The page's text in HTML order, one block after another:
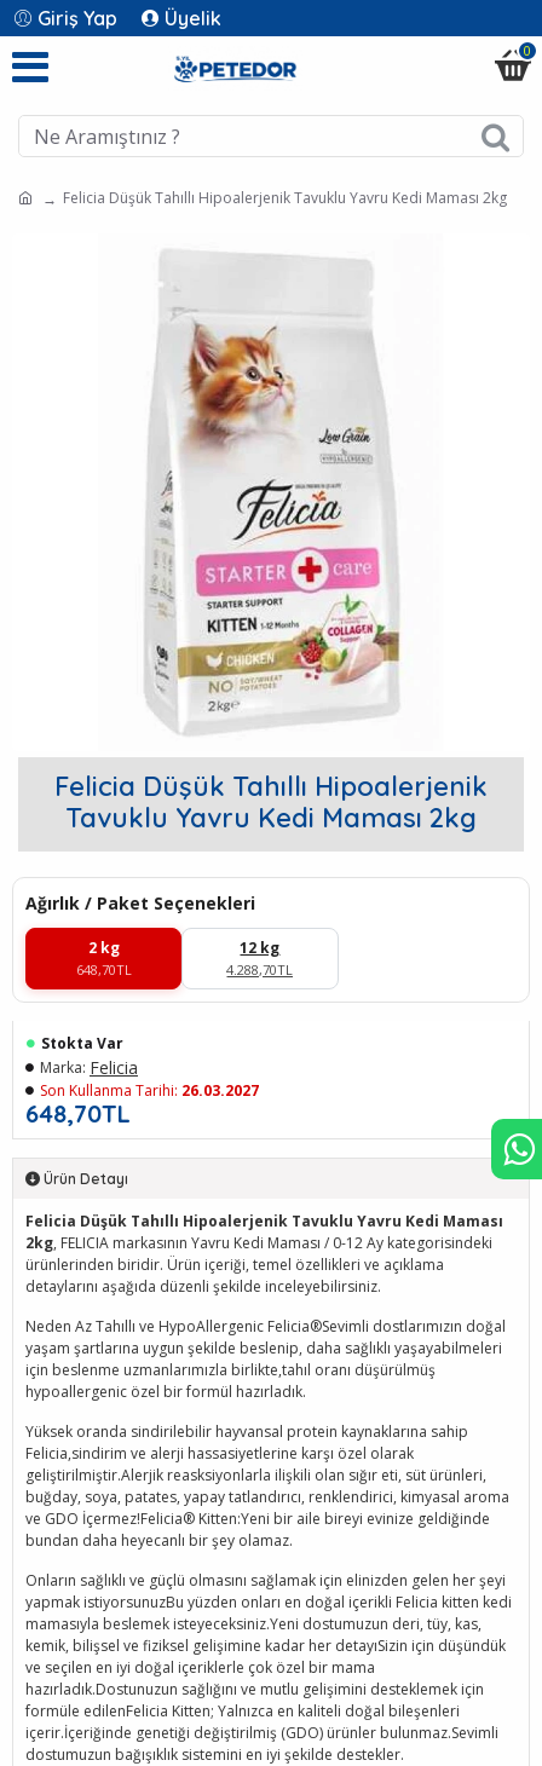
Giriş Yap Üyelik
0
Felicia Düşük Tahıllı Hipoalerjenik Tavuklu Yavru Kedi Maması 2kg
Felicia Düşük Tahıllı Hipoalerjenik
Tavuklu Yavru Kedi Maması 2kg
Ağırlık / Paket Seçenekleri
2 kg
648,70TL
12 kg
4.288,70TL
648,70TL
Stokta Var
Marka: Felicia
Son Kullanma Tarihi: 26.03.2027
Ürün Detayı
Felicia Düşük Tahıllı Hipoalerjenik Tavuklu Yavru Kedi Maması
2kg, FELICIA markasının Yavru Kedi Maması / 0-12 Ay kategorisindeki
ürünlerinden biridir. Ürün içeriği, temel özellikleri ve açıklama
detaylarını aşağıda düzenli şekilde inceleyebilirsiniz.
Neden Az Tahıllı ve HypoAllergenic Felicia®Sevimli dostlarımızın doğal
yaşam şartlarına uygun şekilde beslenip, daha sağlıklı yaşayabilmeleri
için beslenme uzmanlarımızla birlikte,tahıl oranı düşürülmüş
hypoallergenic özel bir formül hazırladık.
Yüksek oranda sindirilebilir hayvansal protein kaynaklarına sahip
Felicia,sindirim ve alerji hassasiyetlerine karşı özel olarak
geliştirilmiştir.Alerjik reasksiyonlarla ilişkili olan sığır eti, süt ürünleri,
buğday, soya, patates, yapay tatlandırıcı, renklendirici, kimyasal aroma
ve GDO İçermez!Felicia® Kitten:Yeni bir aile bireyi evinize geldiğinde
bundan daha heyecanlı bir şey olamaz.
Onların sağlıklı ve güçlü olmasını sağlamak için elinizden gelen her şeyi
yapmak istiyorsunuzBu yüzden onları en doğal içerikli Felicia kitten kedi
mamasıyla beslemek isteyeceksiniz.Yeni dostumuzun deri, tüy, kas,
kemik, bilişsel ve fiziksel gelişimine kadar her detayıSizin için düşündük
ve seçilen en iyi doğal içeriklerle çok özel bir mama
hazırladık.Dostunuzun sağlığını ve mutlu gelişimini desteklemek için
formüle edilenFelicia Kitten; Yalnızca en kaliteli doğal bileşenleri
içerir.İçeriğinde genetiği değiştirilmiş (GDO) ürünler bulunmaz.Sevimli
dostumuzun bağışıklık sistemini en iyi şekilde destekler.